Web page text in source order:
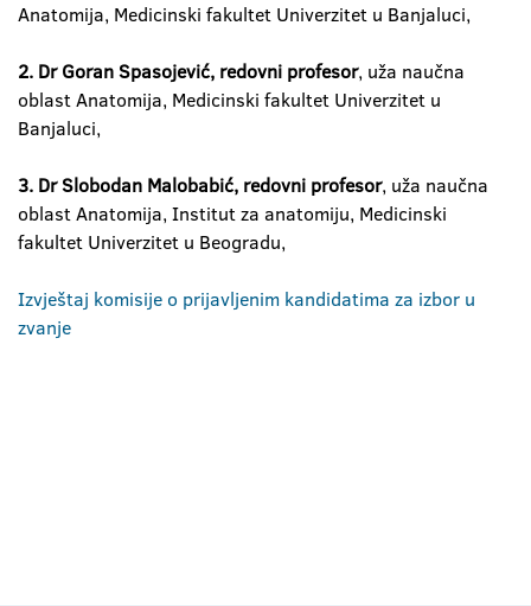
Anatomija, Medicinski fakultet Univerzitet u Banjaluci,
2. Dr Goran Spasojević, redovni profesor, uža naučna
oblast Anatomija, Medicinski fakultet Univerzitet u
Banjaluci,
3. Dr Slobodan Malobabić, redovni profesor, uža naučna
oblast Anatomija, Institut za anatomiju, Medicinski
fakultet Univerzitet u Beogradu,
Izvještaj komisije o prijavljenim kandidatima za izbor u
zvanje